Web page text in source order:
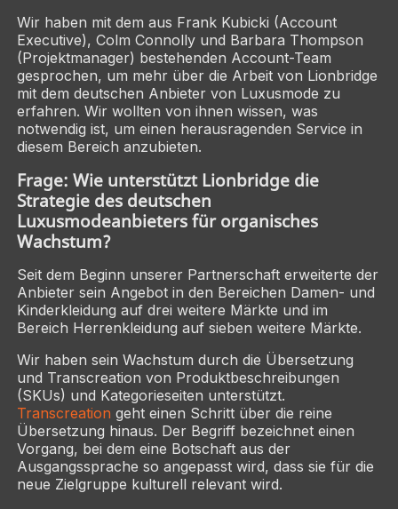
Wir haben mit dem aus Frank Kubicki (Account
Executive), Colm Connolly und Barbara Thompson
(Projektmanager) bestehenden Account-Team
gesprochen, um mehr über die Arbeit von Lionbridge
mit dem deutschen Anbieter von Luxusmode zu
erfahren. Wir wollten von ihnen wissen, was
notwendig ist, um einen herausragenden Service in
diesem Bereich anzubieten.
Frage: Wie unterstützt Lionbridge die
Strategie des deutschen
Luxusmodeanbieters für organisches
Wachstum?
Seit dem Beginn unserer Partnerschaft erweiterte der
Anbieter sein Angebot in den Bereichen Damen- und
Kinderkleidung auf drei weitere Märkte und im
Bereich Herrenkleidung auf sieben weitere Märkte.
Wir haben sein Wachstum durch die Übersetzung
und Transcreation von Produktbeschreibungen
(SKUs) und Kategorieseiten unterstützt.
Transcreation geht einen Schritt über die reine
Übersetzung hinaus. Der Begriff bezeichnet einen
Vorgang, bei dem eine Botschaft aus der
Ausgangssprache so angepasst wird, dass sie für die
neue Zielgruppe kulturell relevant wird.